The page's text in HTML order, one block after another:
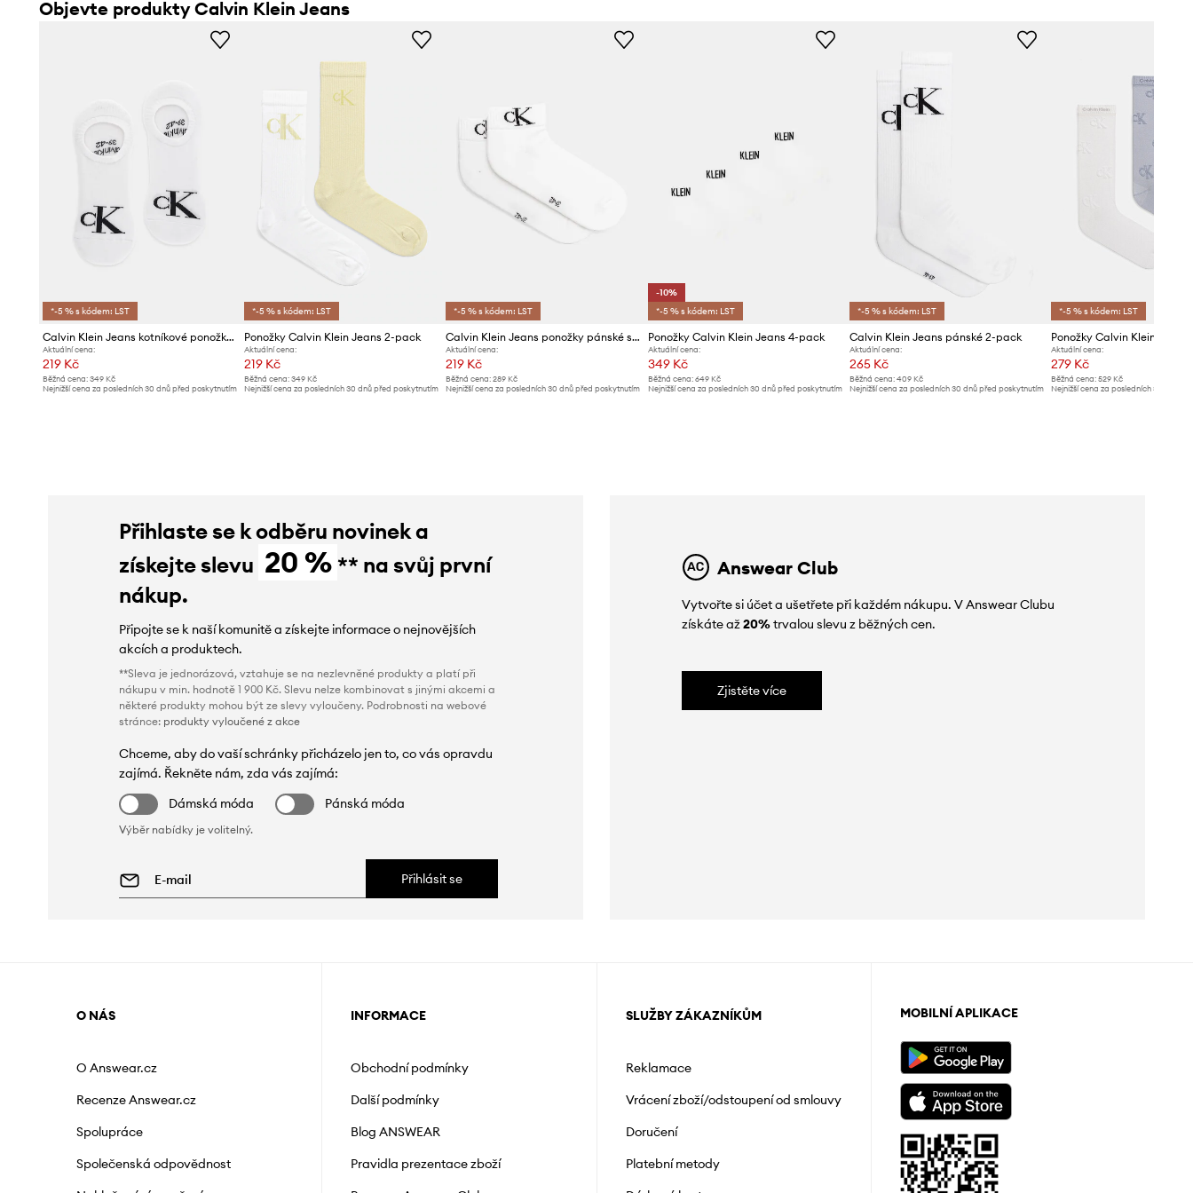
Objevte produkty Calvin Klein Jeans
*-5 % s kódem: LST
Calvin Klein Jeans kotníkové ponožky pánské s bavlnou 2-pack
Aktuální cena:
219 Kč
Běžná cena: 349 Kč
Nejnižší cena za posledních 30 dnů před poskytnutím
*-5 % s kódem: LST
Ponožky Calvin Klein Jeans 2-pack
Aktuální cena:
219 Kč
Běžná cena:349 Kč
Nejnižší cena za posledních 30 dnů před poskytnutím
*-5 % s kódem: LST
Calvin Klein Jeans ponožky pánské s bavlnou 2-pack
Aktuální cena:
219 Kč
Běžná cena: 289 Kč
Nejnižší cena za posledních 30 dnů před poskytnutím
-10%
*-5 % s kódem: LST
Ponožky Calvin Klein Jeans 4-pack
Aktuální cena:
349 Kč
Běžná cena: 649 Kč
Nejnižší cena za posledních 30 dnů před poskytnutím
*-5 % s kódem: LST
Calvin Klein Jeans pánské 2-pack
Aktuální cena:
265 Kč
Běžná cena:409 Kč
Nejnižší cena za posledních 30 dnů před poskytnutím
*-5 % s kódem: LST
Ponožky Calvin Klein
Aktuální cena:
279 Kč
Běžná cena: 529 Kč
Nejnižší cena za posledních 30 dnů
Přihlaste se k odběru novinek a
získejte slevu 20 % ** na svůj první
nákup.
Připojte se k naší komunitě a získejte informace o nejnovějších
akcích a produktech.
**Sleva je jednorázová, vztahuje se na nezlevněné produkty a platí při
nákupu v min. hodnotě 1 900 Kč. Slevu nelze kombinovat s jinými akcemi a
některé produkty mohou být ze slevy vyloučeny. Podrobnosti na webové
stránce: produkty vyloučené z akce
Chceme, aby do vaší schránky přicházelo jen to, co vás opravdu
zajímá. Řekněte nám, zda vás zajímá:
Dámská móda
Pánská móda
Výběr nabídky je volitelný.
Přihlásit se
Answear Club
Vytvořte si účet a ušetřete při každém nákupu. V Answear Clubu
získáte až20%trvalou slevu z běžných cen.
Zjistěte více
O NÁS
O Answear.cz
Recenze Answear.cz
Spolupráce
Společenská odpovědnost
INFORMACE
Obchodní podmínky
Další podmínky
Blog ANSWEAR
Pravidla prezentace zboží
SLUŽBY ZÁKAZNÍKŮM
Reklamace
Vrácení zboží/odstoupení od smlouvy
Doručení
Platební metody
MOBILNÍ APLIKACE